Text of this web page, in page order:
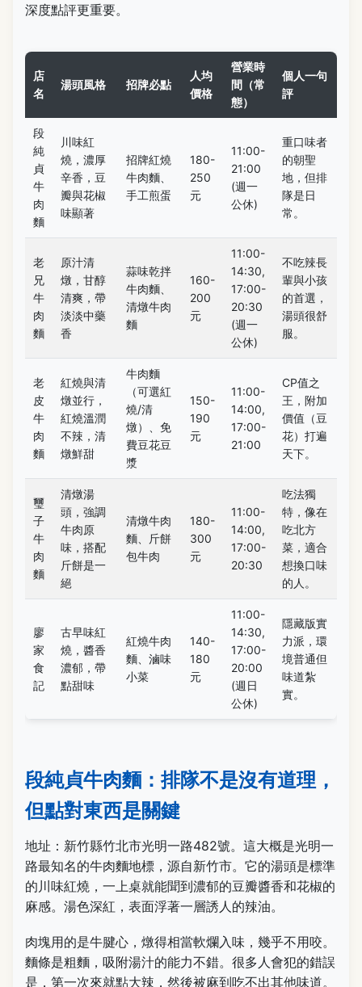
深度點評更重要。
店
名
湯頭風格 招牌必點
人均
價格
營業時
間（常
態）
個人一句
評
段
純
貞
牛
肉
麵
川味紅
燒，濃厚
辛香，豆
瓣與花椒
味顯著
招牌紅燒
牛肉麵、
手工煎蛋
180-
250
元
11:00-
21:00
(週一
公休)
重口味者
的朝聖
地，但排
隊是日
常。
老
兄
牛
肉
麵
原汁清
燉，甘醇
清爽，帶
淡淡中藥
香
蒜味乾拌
牛肉麵、
清燉牛肉
麵
160-
200
元
11:00-
14:30,
17:00-
20:30
(週一
公休)
不吃辣長
輩與小孩
的首選，
湯頭很舒
服。
老
皮
牛
肉
麵
紅燒與清
燉並行，
紅燒溫潤
不辣，清
燉鮮甜
牛肉麵
（可選紅
燒/清
燉）、免
費豆花豆
漿
150-
190
元
11:00-
14:00,
17:00-
21:00
CP值之
王，附加
價值（豆
花）打遍
天下。
璽
子
牛
肉
麵
清燉湯
頭，強調
牛肉原
味，搭配
斤餅是一
絕
清燉牛肉
麵、斤餅
包牛肉
180-
300
元
11:00-
14:00,
17:00-
20:30
吃法獨
特，像在
吃北方
菜，適合
想換口味
的人。
廖
家
食
記
古早味紅
燒，醬香
濃郁，帶
點甜味
紅燒牛肉
麵、滷味
小菜
140-
180
元
11:00-
14:30,
17:00-
20:00
(週日
公休)
隱藏版實
力派，環
境普通但
味道紮
實。
段純貞牛肉麵：排隊不是沒有道理，
但點對東西是關鍵
地址：新竹縣竹北市光明一路482號。這大概是光明一
路最知名的牛肉麵地標，源自新竹市。它的湯頭是標準
的川味紅燒，一上桌就能聞到濃郁的豆瓣醬香和花椒的
麻感。湯色深紅，表面浮著一層誘人的辣油。
肉塊用的是牛腱心，燉得相當軟爛入味，幾乎不用咬。
麵條是粗麵，吸附湯汁的能力不錯。很多人會犯的錯誤
是，第一次來就點大辣，然後被麻到吃不出其他味道。